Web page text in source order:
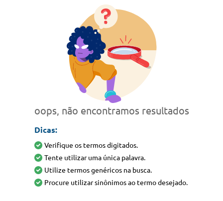
oops, não encontramos resultados
Dicas:
Verifique os termos digitados.
Tente utilizar uma única palavra.
Utilize termos genéricos na busca.
Procure utilizar sinônimos ao termo desejado.